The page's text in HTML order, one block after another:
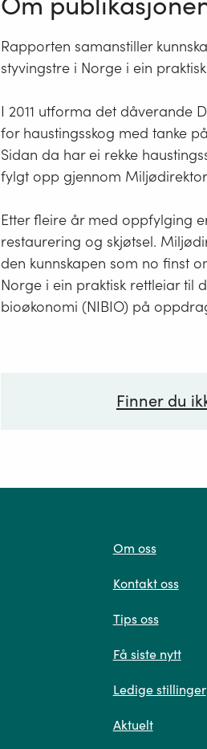
Rapporten samanstiller
styvingstre i Norge i ein
I 2011 utforma det dåverande
for haustingsskog med tanke
Sidan da har ei rekke
fylgt opp gjennom
Etter fleire år med oppfylging
restaurering og skjøtsel.
den kunnskapen som no finst
Norge i ein praktisk rettleiar til
bioøkonomi (NIBIO) på
Finner du
Spør oss
deg vår mest
Om oss
Kontakt oss
Tips oss
Få siste nytt
Ledige stillinger
Aktuelt